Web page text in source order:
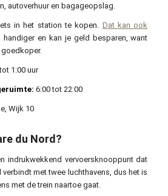
autoverhuur en bagageopslag.
in het station te kopen. Dat kan ook
handiger en kan je geld besparen, want
1:00 uur
6:00 tot 22:00
Wijk 10
du Nord?
indrukwekkend vervoersknooppunt dat
verbindt met twee luchthavens, dus het is
met de trein naartoe gaat.